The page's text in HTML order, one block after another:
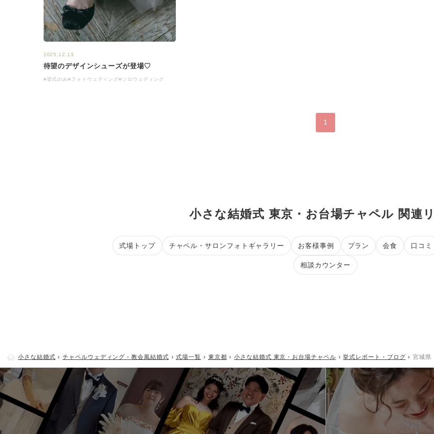
2025.12.13
待望のデザインシューズが登場♡
#挙式のみ#フォトウェディング#ソロウェディング
1
小さな結婚式 東京・お台場チャペル 関連
式場トップ チャペル・サロンフォトギャラリー お客様事例 プラン 会食 口コミ
相談カウンター
小さな結婚式 チャペルウェディング・教会風結婚式 式場一覧 東京都 小さな結婚式 東京・お台場チャペル 挙式レポート・ブログ 宮城県